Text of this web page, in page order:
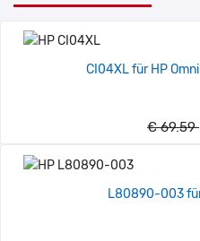
CI04XL für HP
€ 69.59
L80890-003